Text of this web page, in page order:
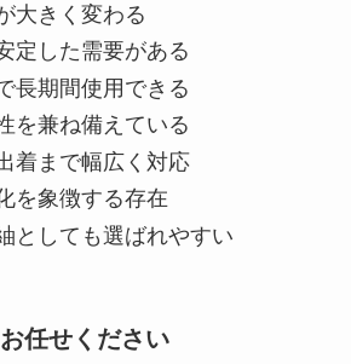
大きく変わる
定した需要がある
長期間使用できる
を兼ね備えている
着まで幅広く対応
を象徴する存在
としても選ばれやすい
任せください